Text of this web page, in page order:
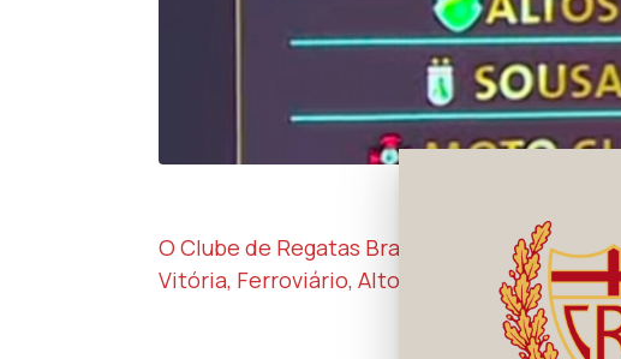
O Clube de Regatas Brasil conheceu seus
Vitória, Ferroviário, Altos, Sousa e Moto Club.